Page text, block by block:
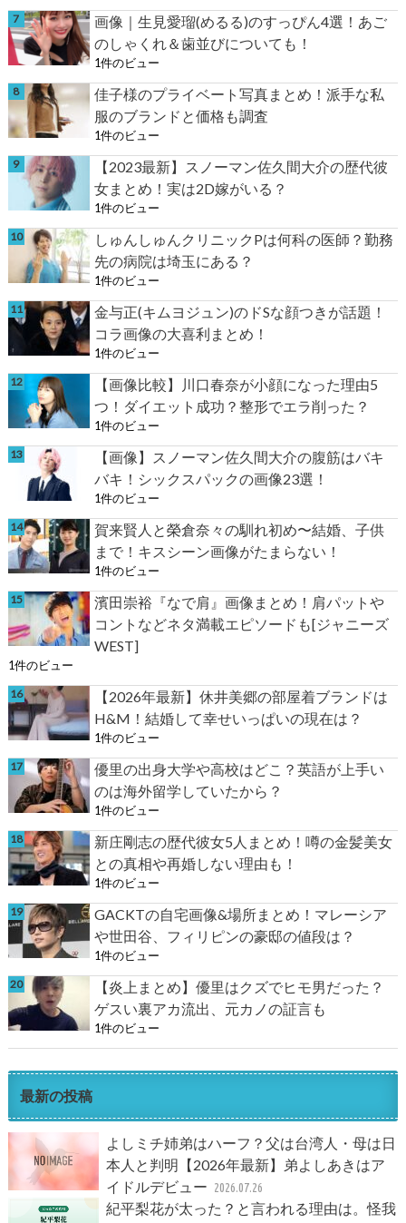
画像｜生見愛瑠(めるる)のすっぴん4選！あご
のしゃくれ＆歯並びについても！
1件のビュー
佳子様のプライベート写真まとめ！派手な私
服のブランドと価格も調査
1件のビュー
【2023最新】スノーマン佐久間大介の歴代彼
女まとめ！実は2D嫁がいる？
1件のビュー
しゅんしゅんクリニックPは何科の医師？勤務
先の病院は埼玉にある？
1件のビュー
金与正(キムヨジュン)のドSな顔つきが話題！
コラ画像の大喜利まとめ！
1件のビュー
【画像比較】川口春奈が小顔になった理由5
つ！ダイエット成功？整形でエラ削った？
1件のビュー
【画像】スノーマン佐久間大介の腹筋はバキ
バキ！シックスパックの画像23選！
1件のビュー
賀来賢人と榮倉奈々の馴れ初め〜結婚、子供
まで！キスシーン画像がたまらない！
1件のビュー
濱田崇裕『なで肩』画像まとめ！肩パットや
コントなどネタ満載エピソードも[ジャニーズ
WEST]
1件のビュー
【2026年最新】休井美郷の部屋着ブランドは
H&M！結婚して幸せいっぱいの現在は？
1件のビュー
優里の出身大学や高校はどこ？英語が上手い
のは海外留学していたから？
1件のビュー
新庄剛志の歴代彼女5人まとめ！噂の金髪美女
との真相や再婚しない理由も！
1件のビュー
GACKTの自宅画像&場所まとめ！マレーシア
や世田谷、フィリピンの豪邸の値段は？
1件のビュー
【炎上まとめ】優里はクズでヒモ男だった？
ゲスい裏アカ流出、元カノの証言も
1件のビュー
最新の投稿
よしミチ姉弟はハーフ？父は台湾人・母は日
本人と判明【2026年最新】弟よしあきはア
イドルデビュー 2026.07.26
紀平梨花が太った？と言われる理由は。怪我